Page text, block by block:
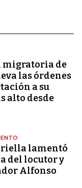
migratoria de
las órdenes
a su
alto desde
lamentó
del locutor y
Alfonso